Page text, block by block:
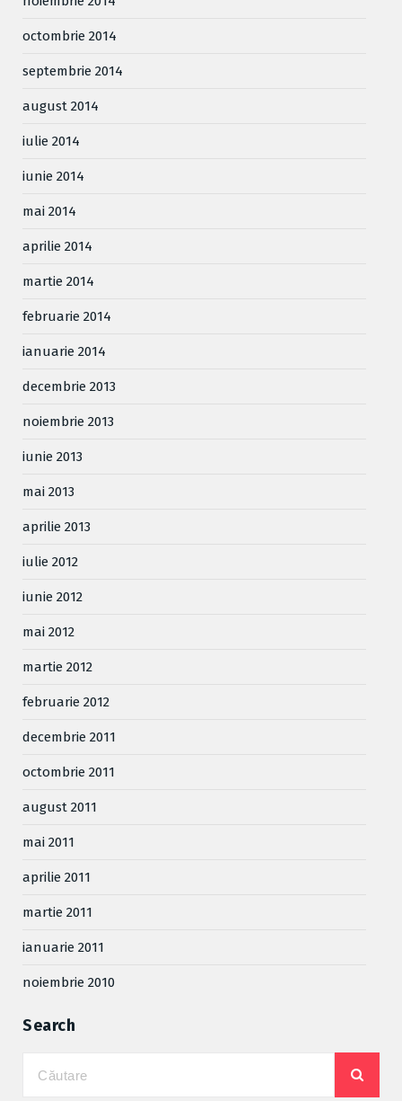
octombrie 2014
septembrie 2014
august 2014
iulie 2014
iunie 2014
mai 2014
aprilie 2014
martie 2014
februarie 2014
ianuarie 2014
decembrie 2013
noiembrie 2013
iunie 2013
mai 2013
aprilie 2013
iulie 2012
iunie 2012
mai 2012
martie 2012
februarie 2012
decembrie 2011
octombrie 2011
august 2011
mai 2011
aprilie 2011
martie 2011
ianuarie 2011
noiembrie 2010
Search